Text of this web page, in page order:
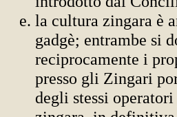
la cultura zingara è
gadgè; entrambe si
reciprocamente i
presso gli Zingari
degli stessi